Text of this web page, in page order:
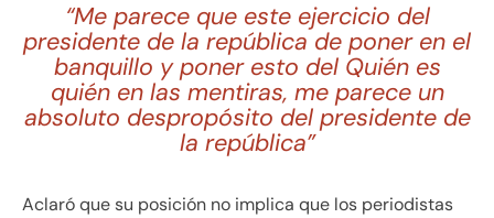
“Me parece que este ejercicio del
presidente de la república de poner en el
banquillo y poner esto del Quién es
quién en las mentiras, me parece un
absoluto despropósito del presidente de
la república”
Aclaró que su posición no implica que los periodistas